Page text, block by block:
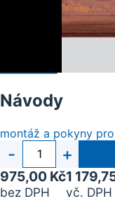
Návody
montáž a pokyny
Počet
kusů
- +
975,00 Kč
bez DPH
1
vč. DPH